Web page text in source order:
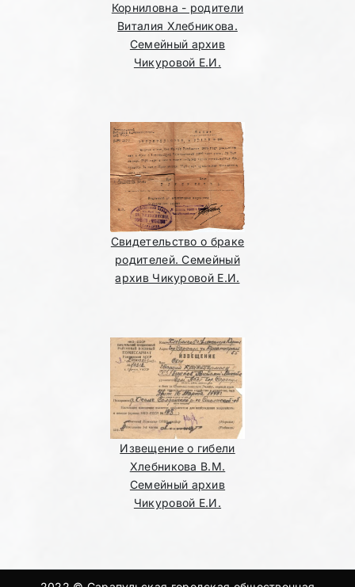
Корниловна - родители
Виталия Хлебникова.
Семейный архив
Чикуровой Е.И.
Свидетельство о браке
родителей. Семейный
архив Чикуровой Е.И.
Извещение о гибели
Хлебникова В.М.
Семейный архив
Чикуровой Е.И.